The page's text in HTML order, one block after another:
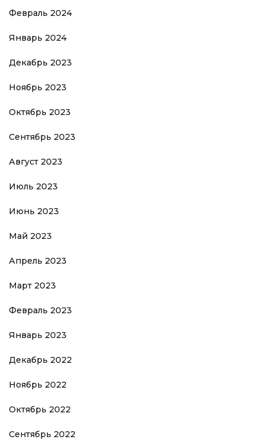
Февраль 2024
Январь 2024
Декабрь 2023
Ноябрь 2023
Октябрь 2023
Сентябрь 2023
Август 2023
Июль 2023
Июнь 2023
Май 2023
Апрель 2023
Март 2023
Февраль 2023
Январь 2023
Декабрь 2022
Ноябрь 2022
Октябрь 2022
Сентябрь 2022